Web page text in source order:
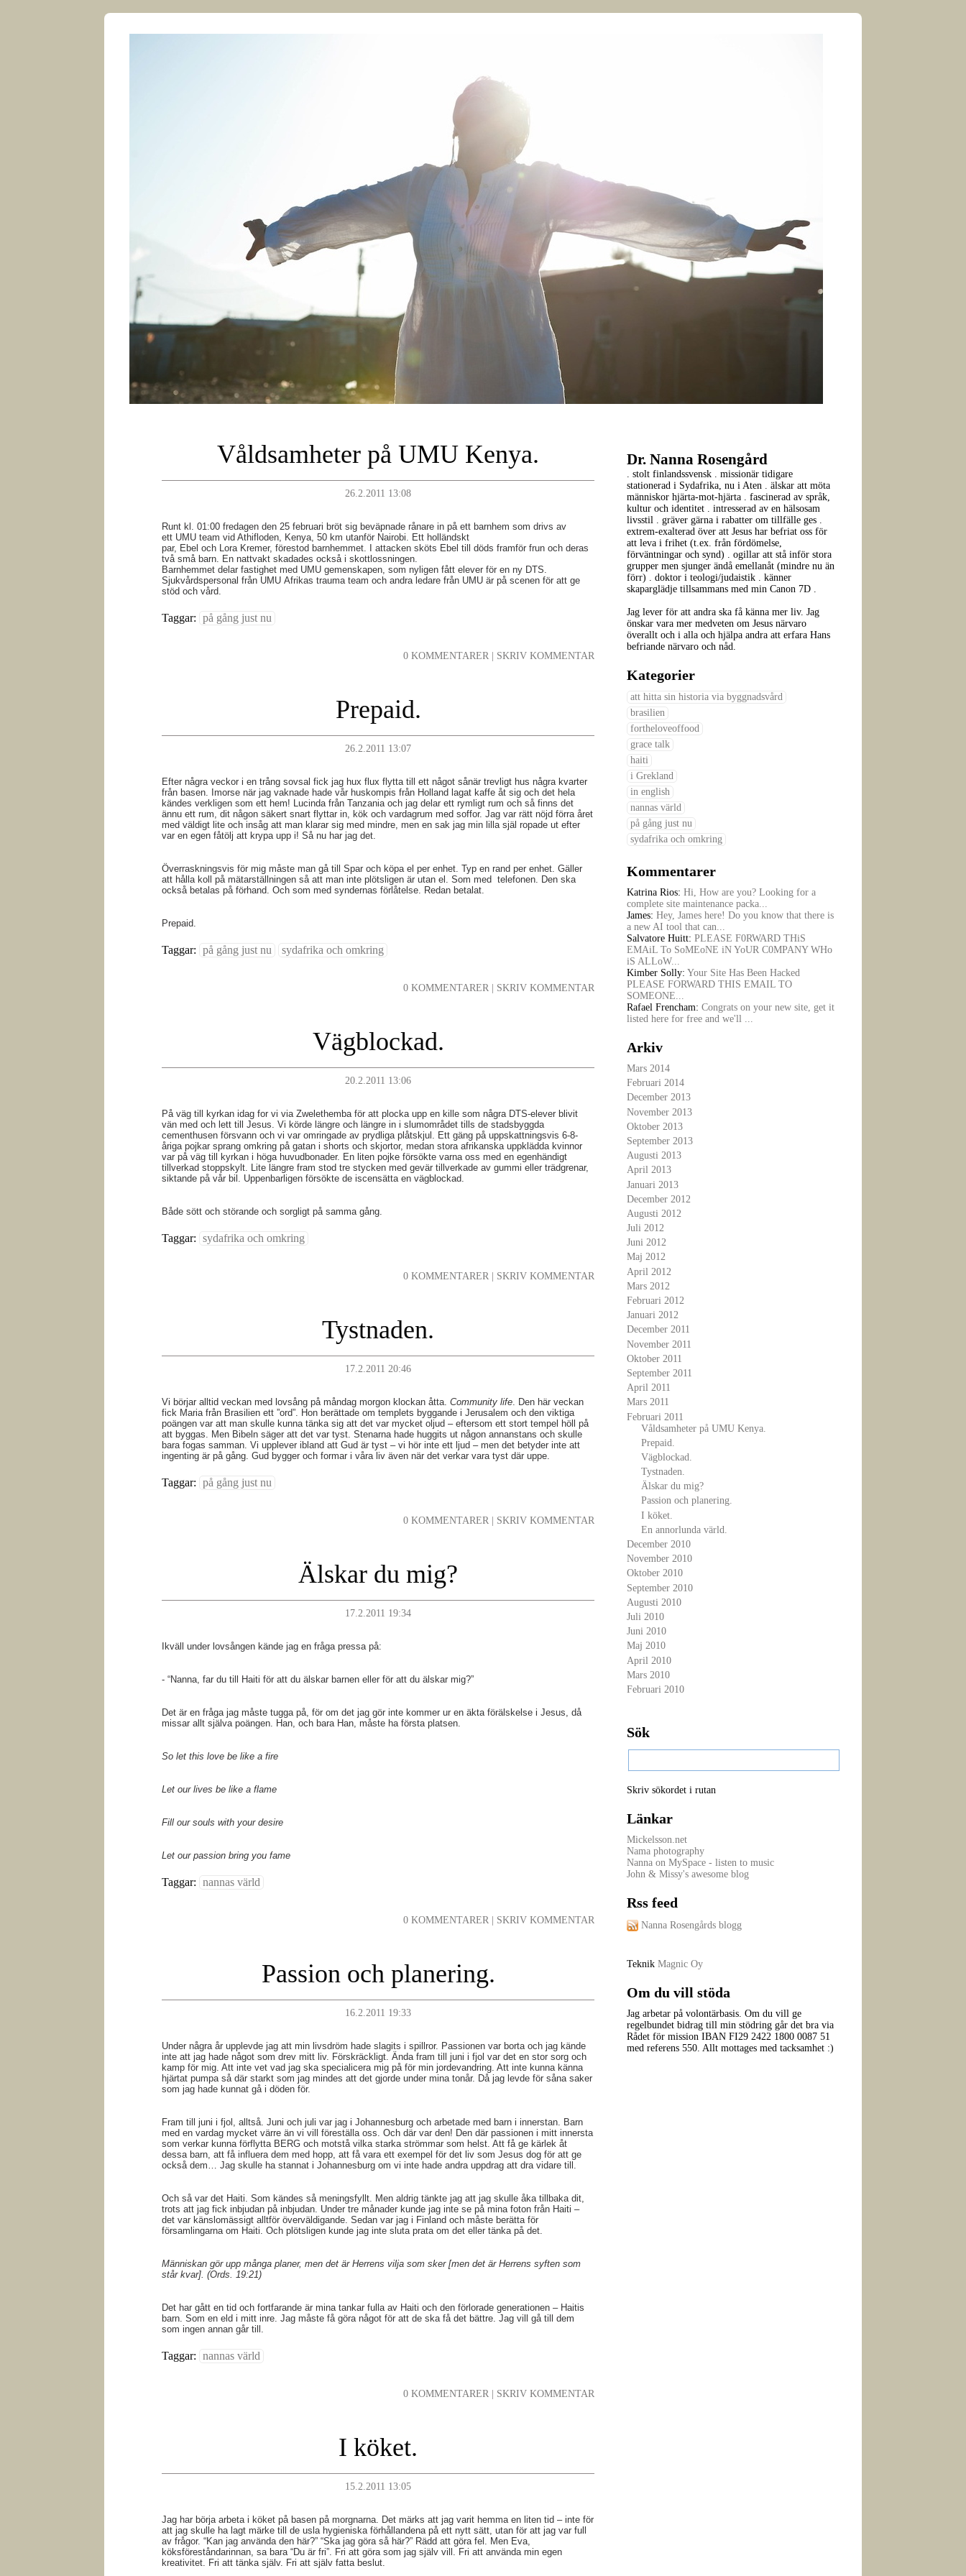
Våldsamheter på UMU Kenya.
26.2.2011 13:08
Runt kl. 01:00 fredagen den 25 februari bröt sig beväpnade rånare in på ett barnhem som drivs av
ett UMU team vid Athifloden, Kenya, 50 km utanför Nairobi. Ett holländskt
par, Ebel och Lora Kremer, förestod barnhemmet. I attacken sköts Ebel till döds framför frun och deras
två små barn. En nattvakt skadades också i skottlossningen.
Barnhemmet delar fastighet med UMU gemenskapen, som nyligen fått elever för en ny DTS.
Sjukvårdspersonal från UMU Afrikas trauma team och andra ledare från UMU är på scenen för att ge
stöd och vård.
Taggar: på gång just nu
0 KOMMENTARER SKRIV KOMMENTAR
Prepaid.
26.2.2011 13:07
Efter några veckor i en trång sovsal fick jag hux flux flytta till ett något sånär trevligt hus några kvarter
från basen. Imorse när jag vaknade hade vår huskompis från Holland lagat kaffe åt sig och det hela
kändes verkligen som ett hem! Lucinda från Tanzania och jag delar ett rymligt rum och så finns det
ännu ett rum, dit någon säkert snart flyttar in, kök och vardagrum med soffor. Jag var rätt nöjd förra året
med väldigt lite och insåg att man klarar sig med mindre, men en sak jag min lilla själ ropade ut efter
var en egen fåtölj att krypa upp i! Så nu har jag det.
Överraskningsvis för mig måste man gå till Spar och köpa el per enhet. Typ en rand per enhet. Gäller
att hålla koll på mätarställningen så att man inte plötsligen är utan el. Som med telefonen. Den ska
också betalas på förhand. Och som med syndernas förlåtelse. Redan betalat.
Prepaid.
Taggar: på gång just nu sydafrika och omkring
0 KOMMENTARER SKRIV KOMMENTAR
Vägblockad.
20.2.2011 13:06
På väg till kyrkan idag for vi via Zwelethemba för att plocka upp en kille som några DTS-elever blivit
vän med och lett till Jesus. Vi körde längre och längre in i slumområdet tills de stadsbyggda
cementhusen försvann och vi var omringade av prydliga plåtskjul. Ett gäng på uppskattningsvis 6-8-
åriga pojkar sprang omkring på gatan i shorts och skjortor, medan stora afrikanska uppklädda kvinnor
var på väg till kyrkan i höga huvudbonader. En liten pojke försökte varna oss med en egenhändigt
tillverkad stoppskylt. Lite längre fram stod tre stycken med gevär tillverkade av gummi eller trädgrenar,
siktande på vår bil. Uppenbarligen försökte de iscensätta en vägblockad.
Både sött och störande och sorgligt på samma gång.
Taggar: sydafrika och omkring
0 KOMMENTARER SKRIV KOMMENTAR
Tystnaden.
17.2.2011 20:46
Vi börjar alltid veckan med lovsång på måndag morgon klockan åtta. Community life. Den här veckan
fick Maria från Brasilien ett ”ord”. Hon berättade om templets byggande i Jerusalem och den viktiga
poängen var att man skulle kunna tänka sig att det var mycket oljud – eftersom ett stort tempel höll på
att byggas. Men Bibeln säger att det var tyst. Stenarna hade huggits ut någon annanstans och skulle
bara fogas samman. Vi upplever ibland att Gud är tyst – vi hör inte ett ljud – men det betyder inte att
ingenting är på gång. Gud bygger och formar i våra liv även när det verkar vara tyst där uppe.
Taggar: på gång just nu
0 KOMMENTARER SKRIV KOMMENTAR
Älskar du mig?
17.2.2011 19:34
Ikväll under lovsången kände jag en fråga pressa på:
- “Nanna, far du till Haiti för att du älskar barnen eller för att du älskar mig?”
Det är en fråga jag måste tugga på, för om det jag gör inte kommer ur en äkta förälskelse i Jesus, då
missar allt själva poängen. Han, och bara Han, måste ha första platsen.
So let this love be like a fire
Let our lives be like a flame
Fill our souls with your desire
Let our passion bring you fame
Taggar: nannas värld
0 KOMMENTARER SKRIV KOMMENTAR
Passion och planering.
16.2.2011 19:33
Under några år upplevde jag att min livsdröm hade slagits i spillror. Passionen var borta och jag kände
inte att jag hade något som drev mitt liv. Förskräckligt. Ända fram till juni i fjol var det en stor sorg och
kamp för mig. Att inte vet vad jag ska specialicera mig på för min jordevandring. Att inte kunna känna
hjärtat pumpa så där starkt som jag mindes att det gjorde under mina tonår. Då jag levde för såna saker
som jag hade kunnat gå i döden för.
Fram till juni i fjol, alltså. Juni och juli var jag i Johannesburg och arbetade med barn i innerstan. Barn
med en vardag mycket värre än vi vill föreställa oss. Och där var den! Den där passionen i mitt innersta
som verkar kunna förflytta BERG och motstå vilka starka strömmar som helst. Att få ge kärlek åt
dessa barn, att få influera dem med hopp, att få vara ett exempel för det liv som Jesus dog för att ge
också dem… Jag skulle ha stannat i Johannesburg om vi inte hade andra uppdrag att dra vidare till.
Och så var det Haiti. Som kändes så meningsfyllt. Men aldrig tänkte jag att jag skulle åka tillbaka dit,
trots att jag fick inbjudan på inbjudan. Under tre månader kunde jag inte se på mina foton från Haiti –
det var känslomässigt alltför överväldigande. Sedan var jag i Finland och måste berätta för
församlingarna om Haiti. Och plötsligen kunde jag inte sluta prata om det eller tänka på det.
Människan gör upp många planer, men det är Herrens vilja som sker [men det är Herrens syften som
står kvar]. (Ords. 19:21)
Det har gått en tid och fortfarande är mina tankar fulla av Haiti och den förlorade generationen – Haitis
barn. Som en eld i mitt inre. Jag måste få göra något för att de ska få det bättre. Jag vill gå till dem
som ingen annan går till.
Taggar: nannas värld
0 KOMMENTARER SKRIV KOMMENTAR
I köket.
15.2.2011 13:05
Jag har börja arbeta i köket på basen på morgnarna. Det märks att jag varit hemma en liten tid – inte för
att jag skulle ha lagt märke till de usla hygieniska förhållandena på ett nytt sätt, utan för att jag var full
av frågor. “Kan jag använda den här?” “Ska jag göra så här?” Rädd att göra fel. Men Eva,
köksföreståndarinnan, sa bara “Du är fri”. Fri att göra som jag själv vill. Fri att använda min egen
kreativitet. Fri att tänka själv. Fri att själv fatta beslut.
Dr. Nanna Rosengård
. stolt finlandssvensk . missionär tidigare
stationerad i Sydafrika, nu i Aten . älskar att möta
människor hjärta-mot-hjärta . fascinerad av språk,
kultur och identitet . intresserad av en hälsosam
livsstil . gräver gärna i rabatter om tillfälle ges .
extrem-exalterad över att Jesus har befriat oss för
att leva i frihet (t.ex. från fördömelse,
förväntningar och synd) . ogillar att stå inför stora
grupper men sjunger ändå emellanåt (mindre nu än
förr) . doktor i teologi/judaistik . känner
skaparglädje tillsammans med min Canon 7D .
Jag lever för att andra ska få känna mer liv. Jag
önskar vara mer medveten om Jesus närvaro
överallt och i alla och hjälpa andra att erfara Hans
befriande närvaro och nåd.
Kategorier
att hitta sin historia via byggnadsvård
brasilien
fortheloveoffood
grace talk
haiti
i Grekland
in english
nannas värld
på gång just nu
sydafrika och omkring
Kommentarer
Katrina Rios: Hi, How are you? Looking for a
complete site maintenance packa...
James: Hey, James here! Do you know that there is
a new AI tool that can...
Salvatore Huitt: PLEASE F0RWARD THiS
EMAiL To SoMEoNE iN YoUR C0MPANY WHo
iS ALLoW...
Kimber Solly: Your Site Has Been Hacked
PLEASE FORWARD THIS EMAIL TO
SOMEONE...
Rafael Frencham: Congrats on your new site, get it
listed here for free and we'll ...
Arkiv
Mars 2014
Februari 2014
December 2013
November 2013
Oktober 2013
September 2013
Augusti 2013
April 2013
Januari 2013
December 2012
Augusti 2012
Juli 2012
Juni 2012
Maj 2012
April 2012
Mars 2012
Februari 2012
Januari 2012
December 2011
November 2011
Oktober 2011
September 2011
April 2011
Mars 2011
Februari 2011
Våldsamheter på UMU Kenya.
Prepaid.
Vägblockad.
Tystnaden.
Älskar du mig?
Passion och planering.
I köket.
En annorlunda värld.
December 2010
November 2010
Oktober 2010
September 2010
Augusti 2010
Juli 2010
Juni 2010
Maj 2010
April 2010
Mars 2010
Februari 2010
Sök
Skriv sökordet i rutan
Länkar
Mickelsson.net
Nama photography
Nanna on MySpace - listen to music
John & Missy's awesome blog
Rss feed
Nanna Rosengårds blogg
Teknik Magnic Oy
Om du vill stöda
Jag arbetar på volontärbasis. Om du vill ge
regelbundet bidrag till min stödring går det bra via
Rådet för mission IBAN FI29 2422 1800 0087 51
med referens 550. Allt mottages med tacksamhet :)